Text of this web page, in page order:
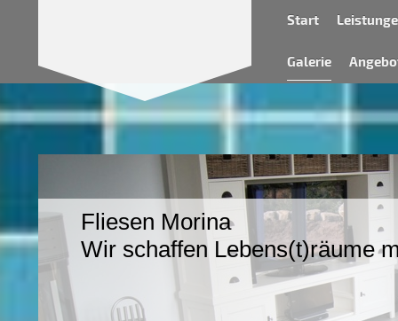
Start
Galerie
Fliesen Morina
Wir schaffen Lebens(t)räume